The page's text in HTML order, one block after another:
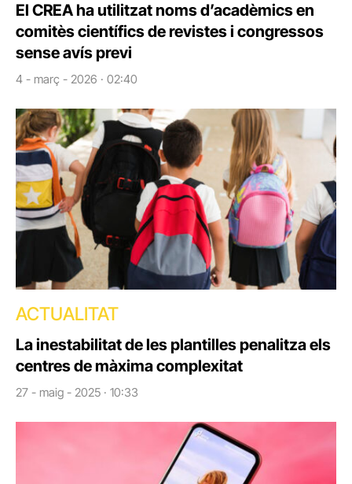
El CREA ha utilitzat noms d’acadèmics en
comitès científics de revistes i congressos
sense avís previ
4 - març - 2026 · 02:40
ACTUALITAT
La inestabilitat de les plantilles penalitza els
centres de màxima complexitat
27 - maig - 2025 · 10:33